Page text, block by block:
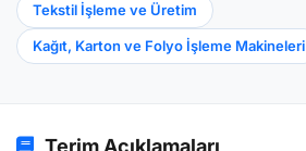
Tekstil İşleme ve Üretim
Kağıt, Karton ve Folyo İşleme Makineleri
Terim Açıklamaları